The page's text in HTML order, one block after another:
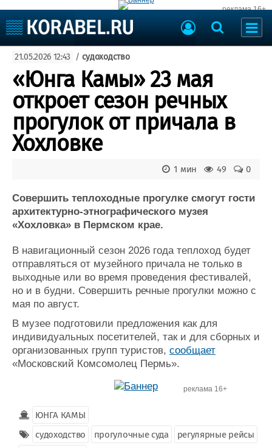
реклама 16+
Судоходство
Судоремонт
События
Порты
Рыболовство
Образование
Яхты и катера
Еще
Пульс
Новости
Компании
Работа
Крюинг
Журнал
Реклама
Доска объявлений
Продажа флота
Оборудование
Материалы
Услуги
Конференции
Выставки и семинары
Личности
Флот
Галерея флота
Форум
Все службы
21.05.2026 12:43 / судоходство
«Юнга Камы» 23 мая
откроет сезон речных
прогулок от причала в
Хохловке
0
49
1 мин
Совершить теплоходные прогулке смогут гости
архитектурно-этнографического музея
«Хохловка» в Пермском крае.
В навигационный сезон 2026 года теплоход будет
отправляться от музейного причала не только в
выходные или во время проведения фестивалей,
но и в будни. Совершить речные прогулки можно с
мая по август.
В музее подготовили предложения как для
индивидуальных посетителей, так и для сборных и
организованных групп туристов, сообщает
«Московский Комсомолец Пермь».
реклама 16+
ЮНГА КАМЫ
судоходство
прогулочные суда
регулярные рейсы